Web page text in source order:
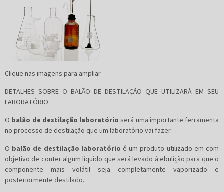
Clique nas imagens para ampliar
DETALHES SOBRE O BALÃO DE DESTILAÇÃO QUE UTILIZARÁ EM SEU
LABORATÓRIO
O balão de destilação laboratório será uma importante ferramenta
no processo de destilação que um laboratório vai fazer.
O balão de destilação laboratório é um produto utilizado em com
objetivo de conter algum líquido que será levado à ebulição para que o
componente mais volátil seja completamente vaporizado e
posteriormente destilado.